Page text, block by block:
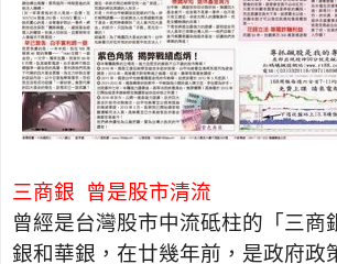
三商銀
曾是股市清流
曾經是台灣股市中流砥柱的「三商
銀和華銀，在廿幾年前，是政府政